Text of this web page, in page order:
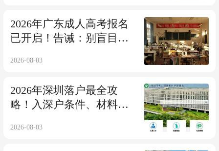
2026年广东成人高考报名
已开启！告诫：别盲目乱
整年！
2026-08-03
2026年深圳落户最全攻
略！入深户条件、材料及
2026-08-03